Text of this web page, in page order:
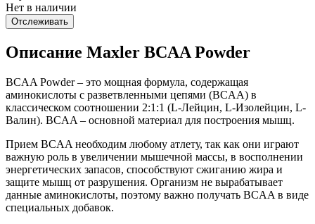
Нет в наличии
Отслеживать
Описание Maxler BCAA Powder
BCAA Powder – это мощная формула, содержащая
аминокислоты с разветвленными цепями (BCAA) в
классическом соотношении 2:1:1 (L-Лейцин, L-Изолейцин, L-
Валин). BCAA – основной материал для построения мышц.
Прием BCAA необходим любому атлету, так как они играют
важную роль в увеличении мышечной массы, в восполнении
энергетических запасов, способствуют сжиганию жира и
защите мышц от разрушения. Организм не вырабатывает
данные аминокислоты, поэтому важно получать BCAA в виде
специальных добавок.